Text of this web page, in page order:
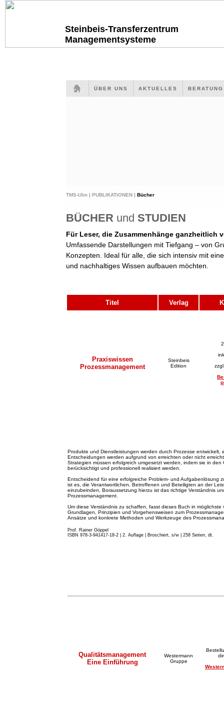
Steinbeis-Transferzentrum
Managementsysteme
ÜBER UNS AKTUELLES
TMS-Ulm | PUBLIKATIONEN | Bücher
BÜCHER und STUDIEN
Für Leser, die Zusammenhänge ganzheitlich
Umfassende Darstellungen mit Tiefgang – von
Konzepten. Ideal für alle, die sich intensiv mit
und nachhaltiges Wissen aufbauen möchten.
Titel Verlag
Praxiswissen
Prozessmanagement
Steinbeis
Edition
Produkte und Dienstleistungen werden durch Prozesse entwickelt,
Entscheidungen werden aufgrund von erreichten oder nicht
Strategien müssen erfolgreich umgesetzt werden, indem sie in
berücksichtigt und professionell realisiert werden.
Entscheidend für eine erfolgreiche Problem- und Aufgabenlösung
ist es, die Verantwortlichen, Betroffenen und Beteiligten an der
einzubeinden, Boraussetzung hierzu ist das richtige Verständnis
Prozessmanagement.
Um diese Verständnis zu schaffen, fasst dieses Buch in möglichste
Grundlagen, Prinzipien und Vorgehensweisen zum
Ansätze und konkrete Methoden und Werkzeuge des
Prof. Rainer Göppel
ISBN 978-3-941417-18-2 | 2. Auflage Broschiert, s/w | 258 Seiten, dt.
Qualitätsmanagement
Eine Einführung
Westermann
Gruppe